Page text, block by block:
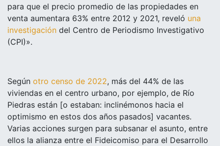
para que el precio promedio de las propiedades en
venta aumentara 63% entre 2012 y 2021, reveló una
investigación del Centro de Periodismo Investigativo
(CPI)».
Según otro censo de 2022, más del 44% de las
viviendas en el centro urbano, por ejemplo, de Río
Piedras están [o estaban: inclinémonos hacia el
optimismo en estos dos años pasados] vacantes.
Varias acciones surgen para subsanar el asunto, entre
ellos la alianza entre el Fideicomiso para el Desarrollo